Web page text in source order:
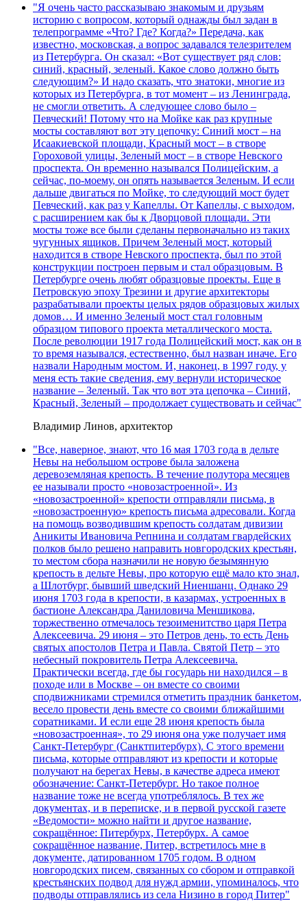
"Я очень часто рассказываю знакомым и друзьям
историю с вопросом, который однажды был задан в
телепрограмме «Что? Где? Когда?» Передача, как
известно, московская, а вопрос задавался телезрителем
из Петербурга. Он сказал: «Вот существует ряд слов:
синий, красный, зеленый. Какое слово должно быть
следующим?» И надо сказать, что знатоки, многие из
которых из Петербурга, в тот момент – из Ленинграда,
не смогли ответить. А следующее слово было –
Певческий! Потому что на Мойке как раз крупные
мосты составляют вот эту цепочку: Синий мост – на
Исаакиевской площади, Красный мост – в створе
Гороховой улицы, Зеленый мост – в створе Невского
проспекта. Он временно назывался Полицейским, а
сейчас, по-моему, он опять называется Зеленым. И если
дальше двигаться по Мойке, то следующий мост будет
Певческий, как раз у Капеллы. От Капеллы, с выходом,
с расширением как бы к Дворцовой площади. Эти
мосты тоже все были сделаны первоначально из таких
чугунных ящиков. Причем Зеленый мост, который
находится в створе Невского проспекта, был по этой
конструкции построен первым и стал образцовым. В
Петербурге очень любят образцовые проекты. Еще в
Петровскую эпоху Трезини и другие архитекторы
разрабатывали проекты целых рядов образцовых жилых
домов… И именно Зеленый мост стал головным
образцом типового проекта металлического моста.
После революции 1917 года Полицейский мост, как он в
то время назывался, естественно, был назван иначе. Его
назвали Народным мостом. И, наконец, в 1997 году, у
меня есть такие сведения, ему вернули историческое
название – Зеленый. Так что вот эта цепочка – Синий,
Красный, Зеленый – продолжает существовать и сейчас"
Владимир Линов, архитектор
"Все, наверное, знают, что 16 мая 1703 года в дельте
Невы на небольшом острове была заложена
деревоземляная крепость. В течение полутора месяцев
ее называли просто «новозастроенной». Из
«новозастроенной» крепости отправляли письма, в
«новозастроенную» крепость письма адресовали. Когда
на помощь возводившим крепость солдатам дивизии
Аникиты Ивановича Репнина и солдатам гвардейских
полков было решено направить новгородских крестьян,
то местом сбора назначили не новую безымянную
крепость в дельте Невы, про которую ещё мало кто знал,
а Шлотбург, бывший шведский Ниеншанц. Однако 29
июня 1703 года в крепости, в казармах, устроенных в
бастионе Александра Даниловича Меншикова,
торжественно отмечалось тезоименитство царя Петра
Алексеевича. 29 июня – это Петров день, то есть День
святых апостолов Петра и Павла. Святой Петр – это
небесный покровитель Петра Алексеевича.
Практически всегда, где бы государь ни находился – в
походе или в Москве – он вместе со своими
сподвижниками стремился отметить праздник банкетом,
весело провести день вместе со своими ближайшими
соратниками. И если еще 28 июня крепость была
«новозастроенная», то 29 июня она уже получает имя
Санкт-Петербург (Санктпитербурх). С этого времени
письма, которые отправляют из крепости и которые
получают на берегах Невы, в качестве адреса имеют
обозначение: Санкт-Петербург. Но такое полное
название тоже не всегда употреблялось. В тех же
документах, и в переписке, и в первой русской газете
«Ведомости» можно найти и другое название,
сокращённое: Питербурх, Петербурх. А самое
сокращённое название, Питер, встретилось мне в
документе, датированном 1705 годом. В одном
новгородских писем, связанных со сбором и отправкой
крестьянских подвод для нужд армии, упоминалось, что
подводы отправлялись из села Низино в город Питер"